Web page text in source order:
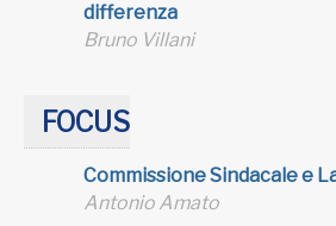
differenza
Bruno Villani
FOCUS
Commissione Sindacale e
Antonio Amato